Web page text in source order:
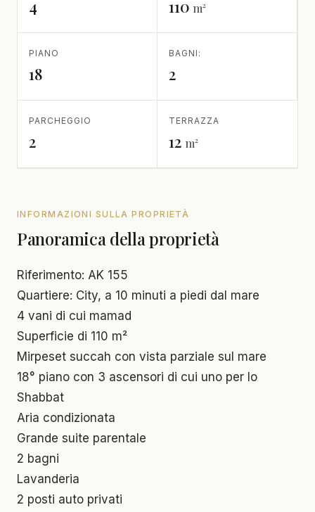
4 110 m²
PIANO
18
BAGNI:
2
PARCHEGGIO
2
TERRAZZA
12 m²
INFORMAZIONI SULLA PROPRIETÀ
Panoramica della proprietà
Riferimento: AK 155
Quartiere: City, a 10 minuti a piedi dal mare
4 vani di cui mamad
Superficie di 110 m²
Mirpeset succah con vista parziale sul mare
18° piano con 3 ascensori di cui uno per lo
Shabbat
Aria condizionata
Grande suite parentale
2 bagni
Lavanderia
2 posti auto privati